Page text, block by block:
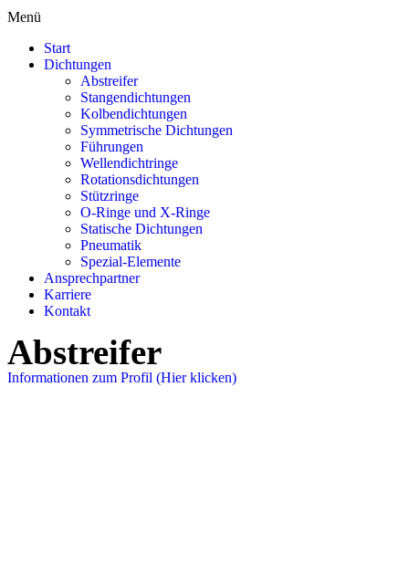
Menü
Start
Dichtungen
Abstreifer
Stangendichtungen
Kolbendichtungen
Symmetrische Dichtungen
Führungen
Wellendichtringe
Rotationsdichtungen
Stützringe
O-Ringe und X-Ringe
Statische Dichtungen
Pneumatik
Spezial-Elemente
Ansprechpartner
Karriere
Kontakt
Abstreifer
Informationen zum Profil (Hier klicken)